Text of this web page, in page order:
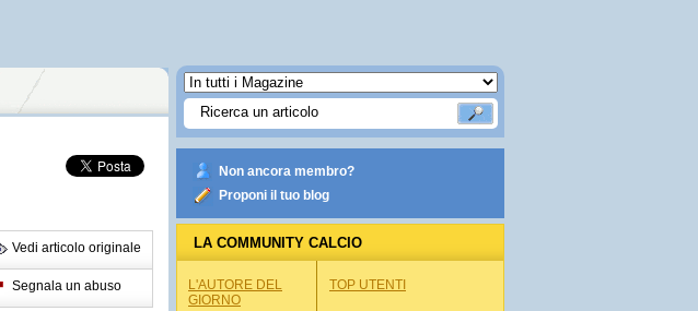
Vedi articolo originale
Segnala un abuso
Non ancora membro?
Proponi il tuo blog
LA COMMUNITY CALCIO
L'AUTORE DEL
GIORNO
TOP UTENTI